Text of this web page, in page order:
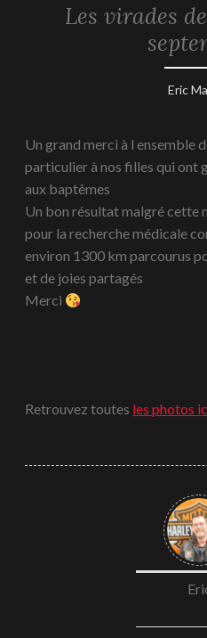
REPORTAGES
Les virades
3
Eric
Un grand merci à l ensemble
particulier à nos filles qui ont
aux baptêmes
Un bon résultat malgré cette
pour la recherche médicale
environ 1300 km parcourus
et de joies partagés
Merci
Retrouvez toutes les photos